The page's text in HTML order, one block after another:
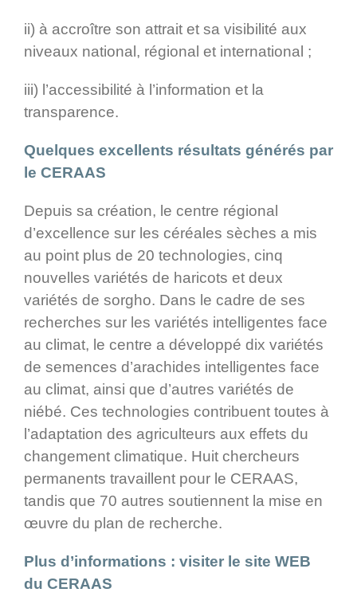
ii) à accroître son attrait et sa visibilité aux
niveaux national, régional et international ;
iii) l’accessibilité à l’information et la
transparence.
Quelques excellents résultats générés par
le CERAAS
Depuis sa création, le centre régional
d’excellence sur les céréales sèches a mis
au point plus de 20 technologies, cinq
nouvelles variétés de haricots et deux
variétés de sorgho. Dans le cadre de ses
recherches sur les variétés intelligentes face
au climat, le centre a développé dix variétés
de semences d’arachides intelligentes face
au climat, ainsi que d’autres variétés de
niébé. Ces technologies contribuent toutes à
l’adaptation des agriculteurs aux effets du
changement climatique. Huit chercheurs
permanents travaillent pour le CERAAS,
tandis que 70 autres soutiennent la mise en
œuvre du plan de recherche.
Plus d’informations : visiter le site WEB
du CERAAS